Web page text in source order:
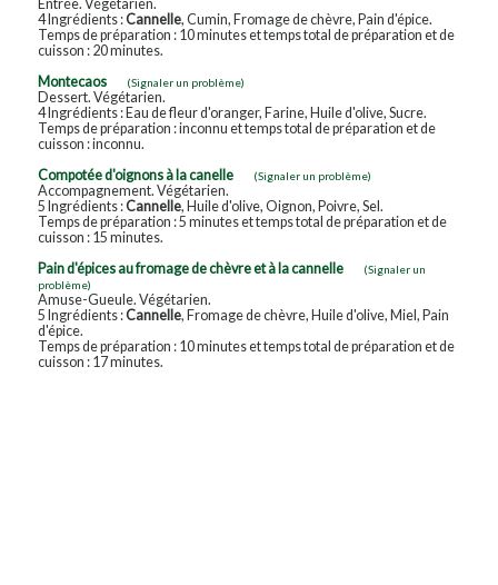
Entrée. Végétarien.
4 Ingrédients :Cannelle, Cumin, Fromage de chèvre, Pain d'épice.
Temps de préparation : 10 minutes et temps total de préparation et de
cuisson : 20 minutes.
Montecaos
(Signaler un problème)
Dessert. Végétarien.
4 Ingrédients : Eau de fleur d'oranger, Farine, Huile d'olive, Sucre.
Temps de préparation : inconnu et temps total de préparation et de
cuisson : inconnu.
Compotée d'oignons à la canelle
(Signaler un problème)
Accompagnement. Végétarien.
5 Ingrédients :Cannelle, Huile d'olive, Oignon, Poivre, Sel.
Temps de préparation : 5 minutes et temps total de préparation et de
cuisson : 15 minutes.
Pain d'épices au fromage de chèvre et à la cannelle
(Signaler un
problème)
Amuse-Gueule. Végétarien.
5 Ingrédients :Cannelle, Fromage de chèvre, Huile d'olive, Miel, Pain
d'épice.
Temps de préparation : 10 minutes et temps total de préparation et de
cuisson : 17 minutes.